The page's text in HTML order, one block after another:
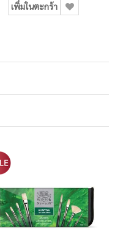
เพิ่มในตะกร้า